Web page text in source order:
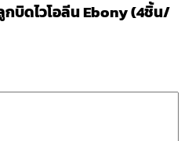
บิดไวโอลีน Ebony (4ชิ้น/